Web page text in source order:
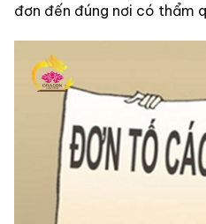
đơn đến đúng nơi có thẩm